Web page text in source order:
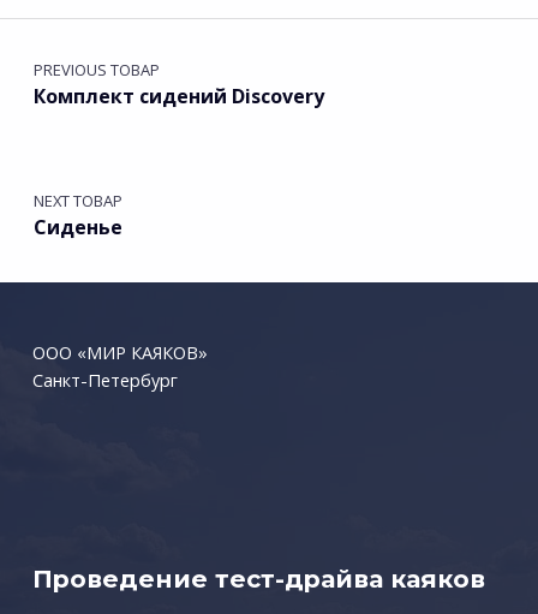
Навигация по записям
PREVIOUS ТОВАР
Комплект сидений Discovery
NEXT ТОВАР
Сиденье
ООО «МИР КАЯКОВ»
Санкт-Петербург
Проведение тест-драйва каяков